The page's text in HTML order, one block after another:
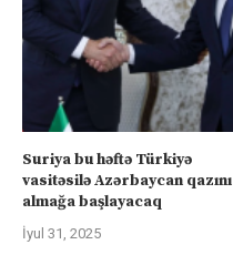
Suriya bu həftə Türkiyə
vasitəsilə Azərbaycan qazını
almağa başlayacaq
İyul 31, 2025